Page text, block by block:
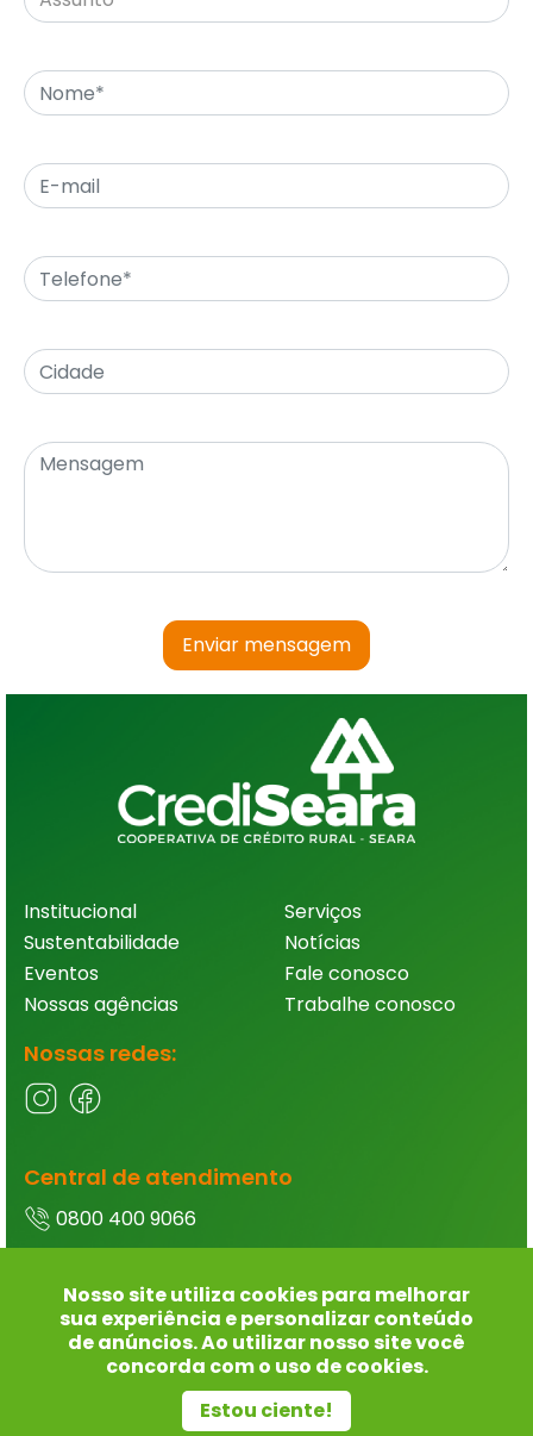
Enviar mensagem
Institucional
Sustentabilidade
Eventos
Nossas agências
Nossas redes:
Serviços
Notícias
Fale conosco
Trabalhe conosco
Central de atendimento
0800 400 9066
0800 400 9066
Termos de uso e política de privacidade
contraste
Nosso site utiliza cookies para melhorar
sua experiência e personalizar conteúdo
de anúncios. Ao utilizar nosso site você
concorda com o uso de cookies.
Estou ciente!